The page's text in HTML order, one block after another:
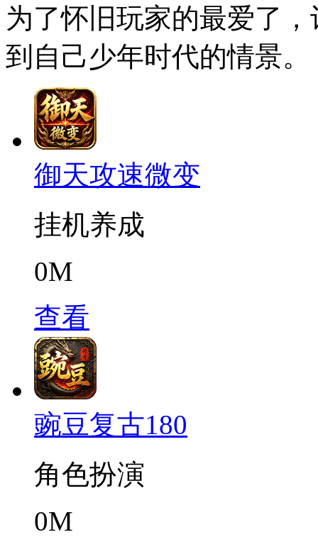
为了怀旧玩家的最爱了
到自己少年时代的情景。
御天攻速微变
挂机养成
0M
查看
豌豆复古180
角色扮演
0M